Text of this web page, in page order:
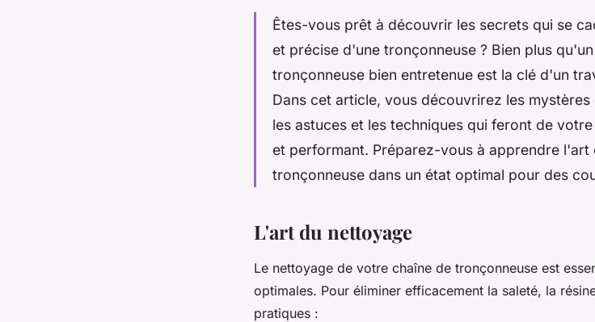
Êtes-vous prêt à découvrir les secrets qui se
et précise d'une tronçonneuse ? Bien plus
tronçonneuse bien entretenue est la clé d'un
Dans cet article, vous découvrirez les
les astuces et les techniques qui feront de
et performant. Préparez-vous à apprendre l'art
tronçonneuse dans un état optimal pour des
L'art du nettoyage
Le nettoyage de votre chaîne de tronçonneuse est
optimales. Pour éliminer efficacement la saleté, la
pratiques :